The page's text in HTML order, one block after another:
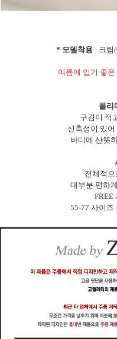
* 모델착용: 크림
여름에 입기 좋
폴리
구김이 적
신축성이 있
바디에 산뜻
전체적으
대부분 편하
FREE
55-77 사이즈